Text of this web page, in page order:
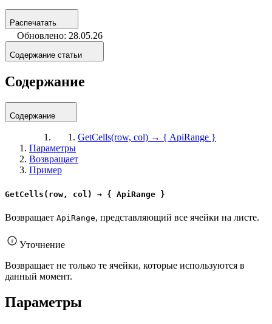
Распечатать
Обновлено: 28.05.26
Содержание статьи
Содержание
Содержание
GetCells(row, col) → { ApiRange }
Параметры
Возвращает
Пример
GetCells(row, col) → { ApiRange }
Возвращает ApiRange, представляющий все ячейки на листе.
Уточнение
Возвращает не только те ячейки, которые используются в
данный момент.
Параметры